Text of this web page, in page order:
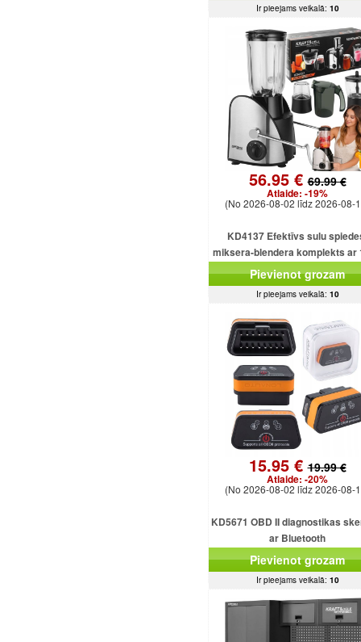
Ir pieejams veikalā: 10
56.95 €69.99 €
Atlaide: -19%
(No 2026-08-02 līdz 2026-08-
KD4137 Efektīvs sulu
miksera-blendera komplekts ar
ml ietilpību un 1500 W
Pievienot grozam
Ir pieejams veikalā: 10
15.95 €19.99 €
Atlaide: -20%
(No 2026-08-02 līdz 2026-08-
KD5671 OBD II diagnostikas
ar Bluetooth
Pievienot grozam
Ir pieejams veikalā: 10